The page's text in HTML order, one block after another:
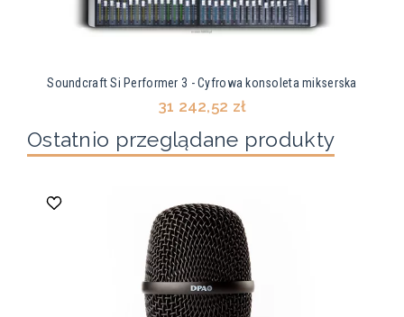
Soundcraft Si Performer 3 - Cyfrowa konsoleta mikserska
31 242,52 zł
Ostatnio przeglądane produkty